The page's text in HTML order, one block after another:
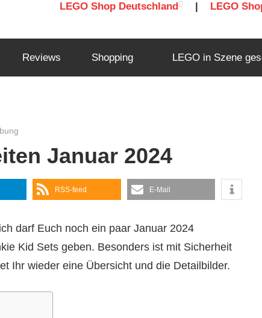
LEGO Shop Deutschland LEGO
Reviews Shopping LEGO in Szene
Januar 2024
RSS-feed E-Mail
darf Euch noch ein paar Januar 2024
Kid Sets geben. Besonders ist mit Sicherheit
Ihr wieder eine Übersicht und die Detailbilder.